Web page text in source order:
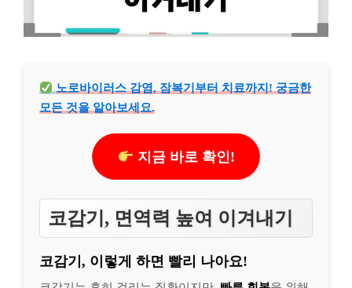
노로바이러스 감염, 잠복기부터 치료까지! 궁금한
모든 것을 알아보세요.
지금 바로 확인!
코감기, 면역력 높여 이겨내기
코감기, 이렇게 하면 빨리 나아요!